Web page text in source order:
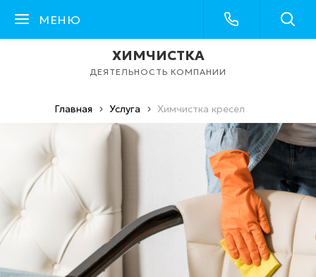
МЕНЮ
ХИМЧИСТКА
ДЕЯТЕЛЬНОСТЬ КОМПАНИИ
Главная Услуга Химчистка кресел